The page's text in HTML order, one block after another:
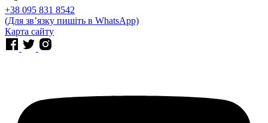
⁨+38 095 831 8542⁩
(Для звʼязку пишіть в WhatsApp)
Карта сайту